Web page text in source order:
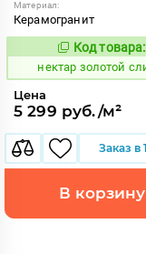
Материал:
Керамогранит
1129136
Код товара:
нектар золотой
Цена
5 299 руб./м²
Заказ в
В корзину